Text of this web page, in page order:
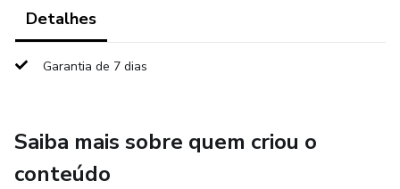
Detalhes
Garantia de 7 dias
Saiba mais sobre quem criou o
conteúdo